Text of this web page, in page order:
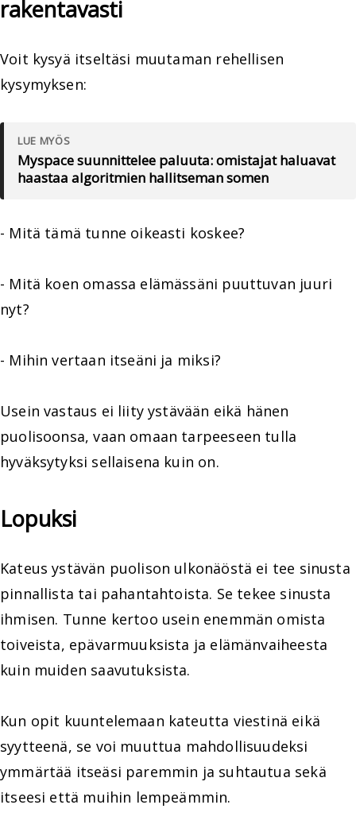
rakentavasti
Voit kysyä itseltäsi muutaman rehellisen
kysymyksen:
LUE MYÖS
Myspace suunnittelee paluuta: omistajat haluavat
haastaa algoritmien hallitseman somen
- Mitä tämä tunne oikeasti koskee?
- Mitä koen omassa elämässäni puuttuvan juuri
nyt?
- Mihin vertaan itseäni ja miksi?
Usein vastaus ei liity ystävään eikä hänen
puolisoonsa, vaan omaan tarpeeseen tulla
hyväksytyksi sellaisena kuin on.
Lopuksi
Kateus ystävän puolison ulkonäöstä ei tee sinusta
pinnallista tai pahantahtoista. Se tekee sinusta
ihmisen. Tunne kertoo usein enemmän omista
toiveista, epävarmuuksista ja elämänvaiheesta
kuin muiden saavutuksista.
Kun opit kuuntelemaan kateutta viestinä eikä
syytteenä, se voi muuttua mahdollisuudeksi
ymmärtää itseäsi paremmin ja suhtautua sekä
itseesi että muihin lempeämmin.